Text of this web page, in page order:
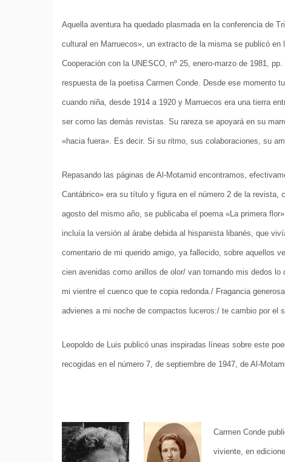
Aquella aventura ha quedado plasmada en la conferencia de
cultural en Marruecos», un extracto de la misma se publicó
Cooperación con la UNESCO, nº 25, enero-marzo de 1981,
respuesta de la poetisa Carmen Conde. Desde ese momento
cuando niña, desde 1914 a 1920 y Marruecos era una tierra
ser como las demás revistas. Su rareza se apoyará en su
«hacia fuera». Es decir. Si su ritmo, sus colaboraciones, su
Repasando las páginas de Al-Motamid encontramos,
Cantábrico» era su título y figura en el número 2 de la revista,
agosto del mismo año, se publicaba el poema «La primera
incluía la versión al árabe debida al hispanista libanés, que
comentario de mi querido amigo, ya fallecido, sobre aquellos
cien avenidas como anillos de olor/ van tomando mis dedos
mi vientre el cuenco que te copia redonda./ Fragancia
advienes a mi noche de compactos luceros:/ te cambio por el
Leopoldo de Luis publicó unas inspiradas líneas sobre este
recogidas en el número 7, de septiembre de 1947, de Al-
Carmen Conde
viviente, en